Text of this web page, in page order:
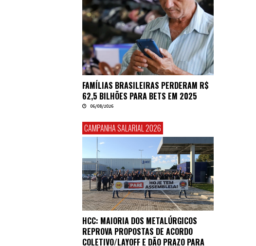
FAMÍLIAS BRASILEIRAS PERDERAM R$
62,5 BILHÕES PARA BETS EM 2025
06/08/2026
CAMPANHA SALARIAL 2026
HCC: MAIORIA DOS METALÚRGICOS
REPROVA PROPOSTAS DE ACORDO
COLETIVO/LAYOFF E DÃO PRAZO PARA